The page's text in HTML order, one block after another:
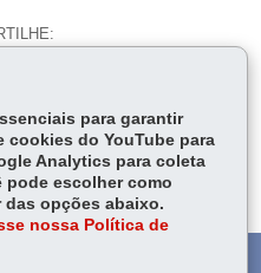
Tw
itt
er
ts
Ap
p
Imprimir Baixar
para garantir
cookies do YouTube para
Analytics para coleta
pode escolher como
opções abaixo.
nossa Política de